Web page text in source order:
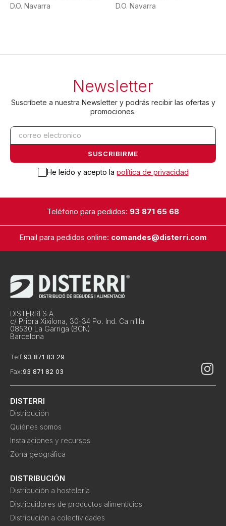
D.O. Navarra D.O. Navarra
Newsletter
Suscríbete a nuestra Newsletter y podrás recibir las ofertas y
promociones.
He leído y acepto la política de privacidad
Teléfono para pedidos: 93 871 65 68
Email para pedidos online: comandes@disterri.com
DISTERRI S.A.
c/ Priora Xixilona, 30-34 Po. Ind. Ca n’Illa
08530 La Garriga (BCN)
Barcelona
Telf:93 871 83 29
Fax:93 871 82 03
DISTERRI
Distribución
Quiénes somos
Instalaciones y recursos
Zona geográfica
DISTRIBUCIÓN
Distribución a hostelería
Distribuidores de productos alimenticios
Distribución a colectividades